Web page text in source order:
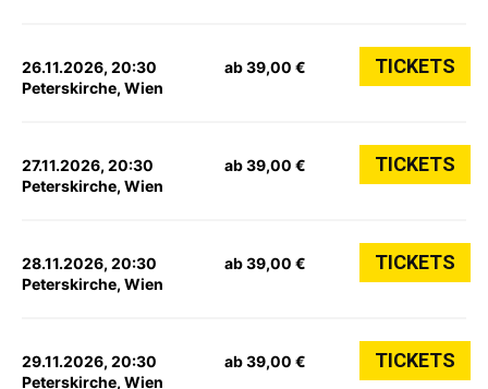
26.11.2026, 20:30
Peterskirche, Wien
ab 39,00 € TICKETS
27.11.2026, 20:30
Peterskirche, Wien
ab 39,00 € TICKETS
28.11.2026, 20:30
Peterskirche, Wien
ab 39,00 € TICKETS
29.11.2026, 20:30
Peterskirche, Wien
ab 39,00 € TICKETS